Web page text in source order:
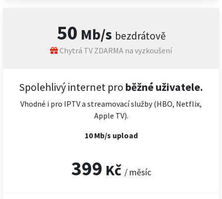
50 Mb/s bezdrátově
Chytrá TV ZDARMA na vyzkoušení
Spolehlivý internet pro běžné uživatele.
Vhodné i pro IPTV a streamovací služby (HBO, Netflix,
Apple TV).
10 Mb/s upload
399 Kč / měsíc